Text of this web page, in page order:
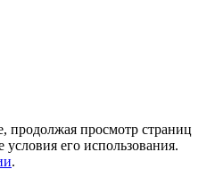
просмотр страниц
его использования.
.